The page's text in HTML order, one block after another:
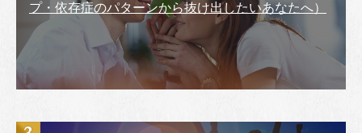
プ・依存症のパターンから抜け出したいあなたへ）